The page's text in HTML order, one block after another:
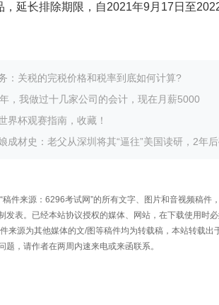
，延长排除期限，自2021年9月17日至
：关税的完税价格和税率到底如何计算?
，我做过十几家公司的会计，现在月薪5000
界杯观赛指南，收藏！
成材史：老父从深圳将其“逼往”美国读研，2年后亭亭
件来源：6296考试网”的所有文字、图片和音视频稿
发表。已经本站协议授权的媒体、网站，在下载使用时
来源为其他媒体的文/图等稿件均为转载稿，本站转载
题，请作者在两周内速来电或来函联系。